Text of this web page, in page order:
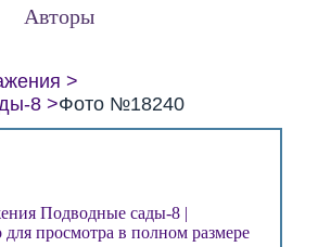
Авторы
8
Фото №18240
просмотра в полном размере